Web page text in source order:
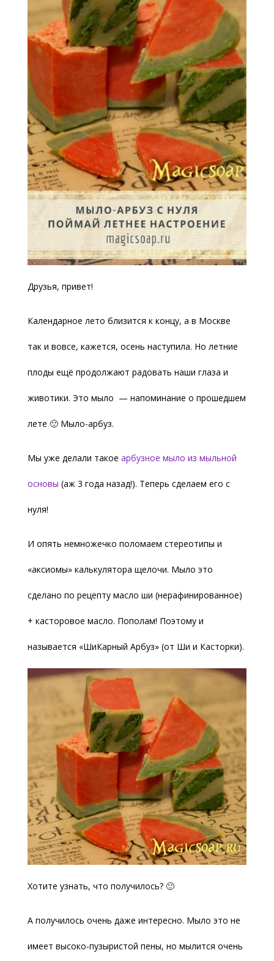
Друзья, привет!
Календарное лето близится к концу, а в Москве
так и вовсе, кажется, осень наступила. Но летние
плоды ещё продолжают радовать наши глаза и
животики. Это мыло — напоминание о прошедшем
лете 🙂 Мыло-арбуз.
Мы уже делали такое арбузное мыло из мыльной
основы (аж 3 года назад!). Теперь сделаем его с
нуля!
И опять немножечко поломаем стереотипы и
«аксиомы» калькулятора щелочи. Мыло это
сделано по рецепту масло ши (нерафинированное)
+ касторовое масло. Пополам! Поэтому и
называется «ШиКарный Арбуз» (от Ши и Касторки).
Хотите узнать, что получилось? 🙂
А получилось очень даже интересно. Мыло это не
имеет высоко-пузыристой пены, но мылится очень